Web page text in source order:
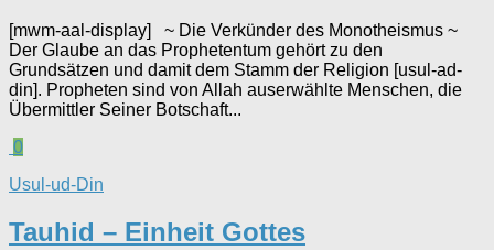
[mwm-aal-display] ~ Die Verkünder des Monotheismus ~
Der Glaube an das Prophetentum gehört zu den
Grundsätzen und damit dem Stamm der Religion [usul-ad-
din]. Propheten sind von Allah auserwählte Menschen, die
Übermittler Seiner Botschaft...
0
Usul-ud-Din
Tauhid – Einheit Gottes